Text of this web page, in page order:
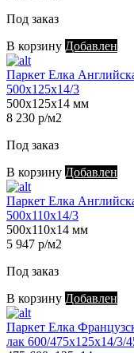
Под заказ
В корзину Добавлен
Паркет Елка
500х125х14/3
500х125х14 мм
8 230 р/м2
Под заказ
В корзину Добавлен
Паркет Елка
500х110х14/3
500х110х14 мм
5 947 р/м2
Под заказ
В корзину Добавлен
Паркет Елка
лак 600/475х125х14/3/